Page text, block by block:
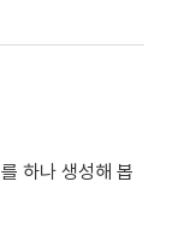
하나 생성해 봅